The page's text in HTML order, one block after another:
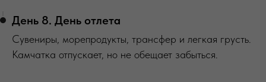
День 8. День отлета
Сувениры, морепродукты, трансфер и легкая грусть.
Камчатка отпускает, но не обещает забыться.